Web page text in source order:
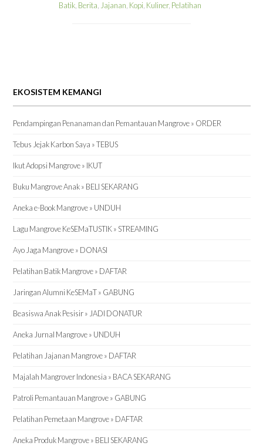
Batik, Berita, Jajanan, Kopi, Kuliner, Pelatihan
EKOSISTEM KEMANGI
Pendampingan Penanaman dan Pemantauan Mangrove » ORDER
Tebus Jejak Karbon Saya » TEBUS
Ikut Adopsi Mangrove » IKUT
Buku Mangrove Anak » BELI SEKARANG
Aneka e-Book Mangrove » UNDUH
Lagu Mangrove KeSEMaTUSTIK » STREAMING
Ayo Jaga Mangrove » DONASI
Pelatihan Batik Mangrove » DAFTAR
Jaringan Alumni KeSEMaT » GABUNG
Beasiswa Anak Pesisir » JADI DONATUR
Aneka Jurnal Mangrove » UNDUH
Pelatihan Jajanan Mangrove » DAFTAR
Majalah Mangrover Indonesia » BACA SEKARANG
Patroli Pemantauan Mangrove » GABUNG
Pelatihan Pemetaan Mangrove » DAFTAR
Aneka Produk Mangrove » BELI SEKARANG